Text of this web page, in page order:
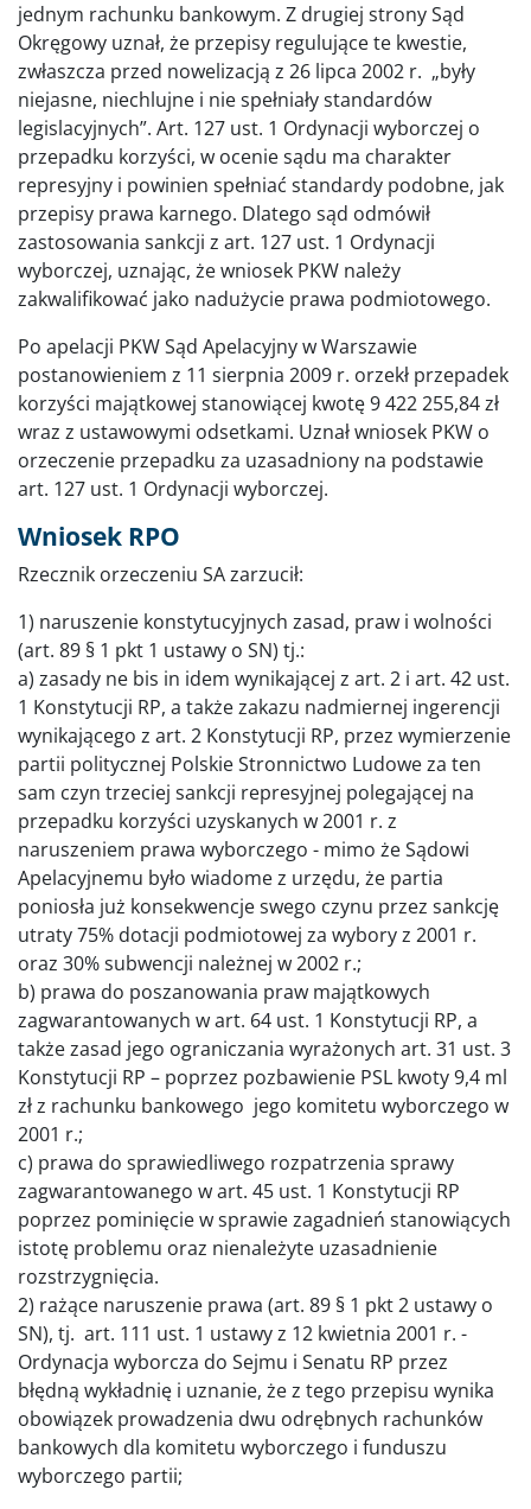
jednym rachunku bankowym. Z drugiej strony Sąd
Okręgowy uznał, że przepisy regulujące te kwestie,
zwłaszcza przed nowelizacją z 26 lipca 2002 r. „były
niejasne, niechlujne i nie spełniały standardów
legislacyjnych”. Art. 127 ust. 1 Ordynacji wyborczej o
przepadku korzyści, w ocenie sądu ma charakter
represyjny i powinien spełniać standardy podobne, jak
przepisy prawa karnego. Dlatego sąd odmówił
zastosowania sankcji z art. 127 ust. 1 Ordynacji
wyborczej, uznając, że wniosek PKW należy
zakwalifikować jako nadużycie prawa podmiotowego.
Po apelacji PKW Sąd Apelacyjny w Warszawie
postanowieniem z 11 sierpnia 2009 r. orzekł przepadek
korzyści majątkowej stanowiącej kwotę 9 422 255,84 zł
wraz z ustawowymi odsetkami. Uznał wniosek PKW o
orzeczenie przepadku za uzasadniony na podstawie
art. 127 ust. 1 Ordynacji wyborczej.
Wniosek RPO
Rzecznik orzeczeniu SA zarzucił:
1) naruszenie konstytucyjnych zasad, praw i wolności
(art. 89 § 1 pkt 1 ustawy o SN) tj.:
a) zasady ne bis in idem wynikającej z art. 2 i art. 42 ust.
1 Konstytucji RP, a także zakazu nadmiernej ingerencji
wynikającego z art. 2 Konstytucji RP, przez wymierzenie
partii politycznej Polskie Stronnictwo Ludowe za ten
sam czyn trzeciej sankcji represyjnej polegającej na
przepadku korzyści uzyskanych w 2001 r. z
naruszeniem prawa wyborczego - mimo że Sądowi
Apelacyjnemu było wiadome z urzędu, że partia
poniosła już konsekwencje swego czynu przez sankcję
utraty 75% dotacji podmiotowej za wybory z 2001 r.
oraz 30% subwencji należnej w 2002 r.;
b) prawa do poszanowania praw majątkowych
zagwarantowanych w art. 64 ust. 1 Konstytucji RP, a
także zasad jego ograniczania wyrażonych art. 31 ust. 3
Konstytucji RP – poprzez pozbawienie PSL kwoty 9,4 ml
zł z rachunku bankowego jego komitetu wyborczego w
2001 r.;
c) prawa do sprawiedliwego rozpatrzenia sprawy
zagwarantowanego w art. 45 ust. 1 Konstytucji RP
poprzez pominięcie w sprawie zagadnień stanowiących
istotę problemu oraz nienależyte uzasadnienie
rozstrzygnięcia.
2) rażące naruszenie prawa (art. 89 § 1 pkt 2 ustawy o
SN), tj. art. 111 ust. 1 ustawy z 12 kwietnia 2001 r. -
Ordynacja wyborcza do Sejmu i Senatu RP przez
błędną wykładnię i uznanie, że z tego przepisu wynika
obowiązek prowadzenia dwu odrębnych rachunków
bankowych dla komitetu wyborczego i funduszu
wyborczego partii;